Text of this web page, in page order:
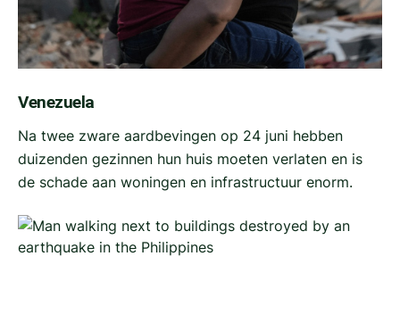
Venezuela
Na twee zware aardbevingen op 24 juni hebben
duizenden gezinnen hun huis moeten verlaten en is
de schade aan woningen en infrastructuur enorm.